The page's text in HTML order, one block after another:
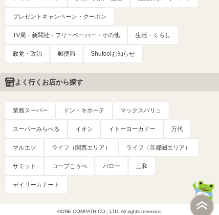
プレゼントキャンペーン・クーポン
TV局・新聞社・フリーペーパー・その他 生活・くらし
政党・政治 郵便局 Shufoo!お知らせ
よく行くお店から探す
業務スーパー ドン・キホーテ マックスバリュ
スーパーみらべる イオン イトーヨーカドー 万代
マルエツ ライフ（関西エリア） ライフ（首都圏エリア）
サミット コープこうべ バロー 三和
デイリーカナート
©ONE COMPATH CO., LTD. All rights reserved.